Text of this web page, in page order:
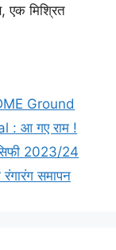
एक मिश्रित
Ground
: आ गए राम !
2023/24
समापन